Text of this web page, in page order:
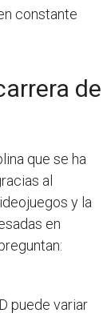
constante
de
que se ha
al
y la
en
puede variar